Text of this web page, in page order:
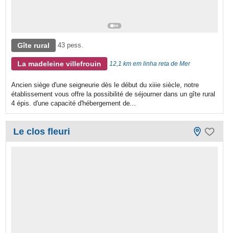
Gîte rural 43 pess.
La madeleine villefrouin 12,1 km em linha reta de Mer
Ancien siège d'une seigneurie dès le début du xiiie siècle, notre
établissement vous offre la possibilité de séjourner dans un gîte rural
4 épis. d'une capacité d'hébergement de...
Le clos fleuri